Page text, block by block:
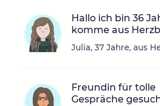
Hallo ich bin 36
komme aus
Julia, 37 Jahre, aus
Freundin für tolle
Gespräche